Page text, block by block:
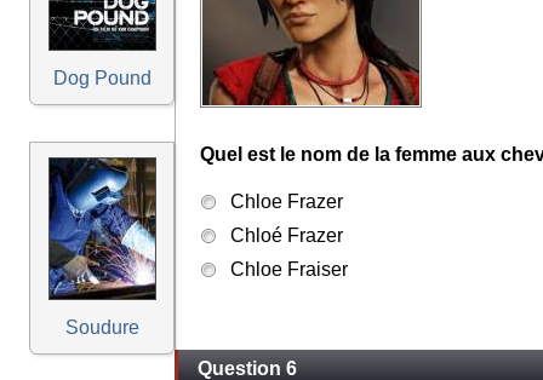
Dog Pound
Soudure
Quel est le nom de la femme aux
Chloe Frazer
Chloé Frazer
Chloe Fraiser
Question 6